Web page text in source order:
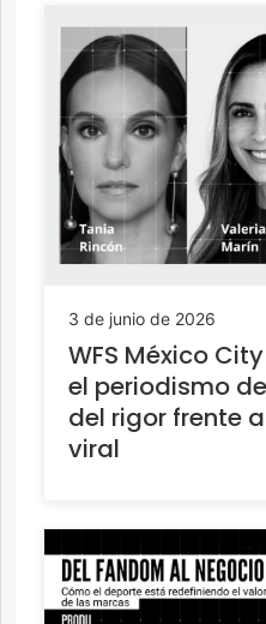
3 de junio de 2026
WFS México
el periodismo
del rigor frente
viral